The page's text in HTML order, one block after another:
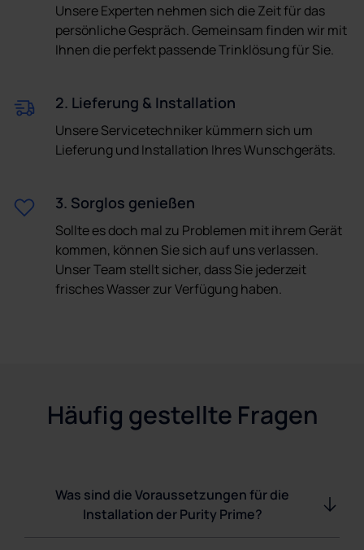
Unsere Experten nehmen sich die Zeit für das
persönliche Gespräch. Gemeinsam finden wir mit
Ihnen die perfekt passende Trinklösung für Sie.
2. Lieferung & Installation
Unsere Servicetechniker kümmern sich um
Lieferung und Installation Ihres Wunschgeräts.
3. Sorglos genießen
Sollte es doch mal zu Problemen mit ihrem Gerät
kommen, können Sie sich auf uns verlassen.
Unser Team stellt sicher, dass Sie jederzeit
frisches Wasser zur Verfügung haben.
Häufig gestellte Fragen
Was sind die Voraussetzungen für die
Installation der Purity Prime?